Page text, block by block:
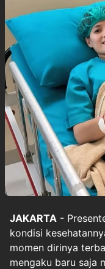
JAKARTA -
kondisi
momen dirinya
mengaku baru saja